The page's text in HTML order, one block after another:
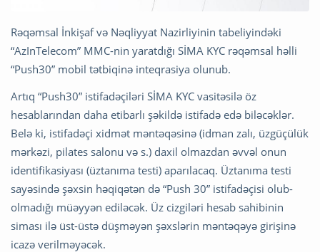
Rəqəmsal İnkişaf və Nəqliyyat Nazirliyinin tabeliyindəki
“AzInTelecom” MMC-nin yaratdığı SİMA KYC rəqəmsal həlli
“Push30” mobil tətbiqinə inteqrasiya olunub.
Artıq “Push30” istifadəçiləri SİMA KYC vasitəsilə öz
hesablarından daha etibarlı şəkildə istifadə edə biləcəklər.
Belə ki, istifadəçi xidmət məntəqəsinə (idman zalı, üzgüçülük
mərkəzi, pilates salonu və s.) daxil olmazdan əvvəl onun
identifikasiyası (üztanıma testi) aparılacaq. Üztanıma testi
sayəsində şəxsin həqiqətən də “Push 30” istifadəçisi olub-
olmadığı müəyyən ediləcək. Üz cizgiləri hesab sahibinin
siması ilə üst-üstə düşməyən şəxslərin məntəqəyə girişinə
icazə verilməyəcək.